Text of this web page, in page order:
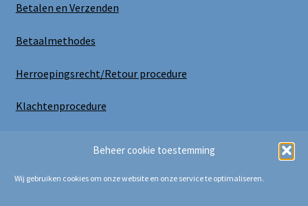
Beheer cookie toestemming
Wij gebruiken cookies om onze website en onze service te optimaliseren.
Betalen en Verzenden
Betaalmethodes
Herroepingsrecht/Retour procedure
Klachtenprocedure